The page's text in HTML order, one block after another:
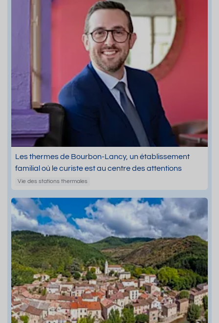
Les thermes de Bourbon-Lancy, un établissement
familial où le curiste est au centre des attentions
Vie des stations thermales